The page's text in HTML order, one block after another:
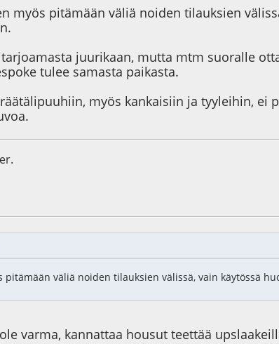
myös pitämään väliä noiden tilauksien
juurikaan, mutta mtm suoralle
tulee samasta paikasta.
myös kankaisiin ja tyyleihin, ei
väliä noiden tilauksien välissä, vain käytössä
varma, kannattaa housut teettää